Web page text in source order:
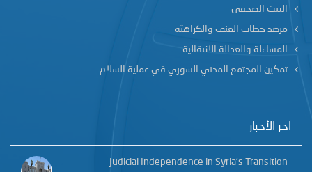
البيت الصحفي
مرصد خطاب العنف والكراهيّة
المساءلة والعدالة الانتقالية
تمكين المجتمع المدني السوري في عملية السلام
آخر الأخبار
Judicial Independence in Syria’s Transition